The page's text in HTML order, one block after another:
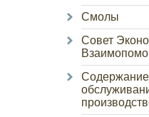
Смолы
Совет
Содержание